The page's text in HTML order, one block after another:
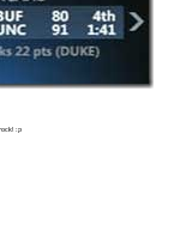
! :p